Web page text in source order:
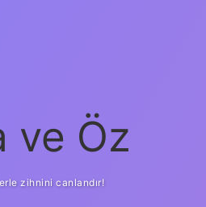
ve Öz
zihnini canlandır!